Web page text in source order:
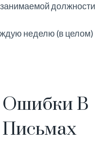
должности
неделю (в целом)
Ошибки В
Письмах